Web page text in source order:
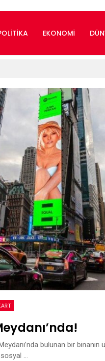
EKONOMI
bulunan bir
sosyal …